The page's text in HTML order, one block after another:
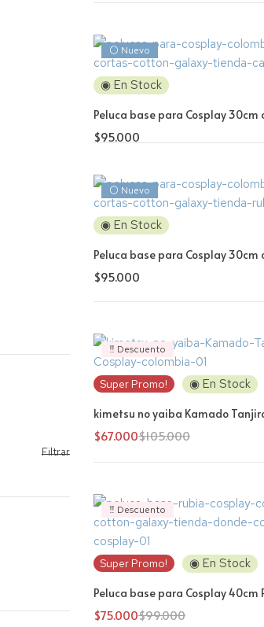
Filtrar
◉ En Stock
⚪ Nuevo
Peluca base para Cosplay 30cm
$95.000
◉ En Stock
⚪ Nuevo
Peluca base para Cosplay
$95.000
Super Promo! ◉ En Stock
‼️ Descuento
kimetsu no yaiba Kamado
$105.000
$67.000
Super Promo! ◉ En Stock
‼️ Descuento
Peluca base para Cosplay 40cm
$99.000
$75.000